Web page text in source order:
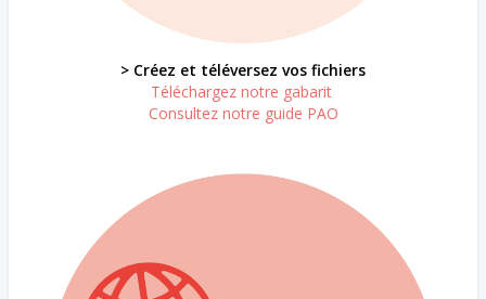
> Créez et téléversez vos fichiers
Téléchargez notre gabarit
Consultez notre guide PAO